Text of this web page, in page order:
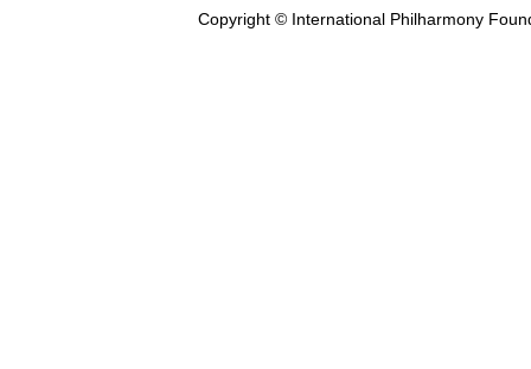
Copyright © International Philharmony